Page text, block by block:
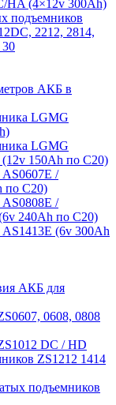
HA (4×12v 300Ah)
подъемников
2212, 2814,
АКБ в
LGMG
LGMG
(12v 150Ah по С20)
/
по С20)
/
240Ah по С20)
(6v 300Ah
АКБ для
0608, 0808
DC / HD
ZS1212 1414
подъемников